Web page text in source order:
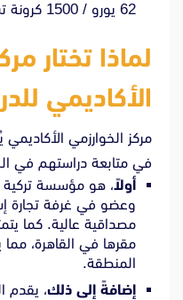
62 يورو / 1500 كرونة تشيكية
لماذا تختار
الأكاديمي
مركز الخوارزمي الأكاديمي
في متابعة دراستهم في
أولاً، هو مؤسسة تركية
وعضو في غرفة تجارة
مصداقية عالية. كما
مقرها في القاهرة،
المنطقة.
إضافةً إلى ذلك، يقدم